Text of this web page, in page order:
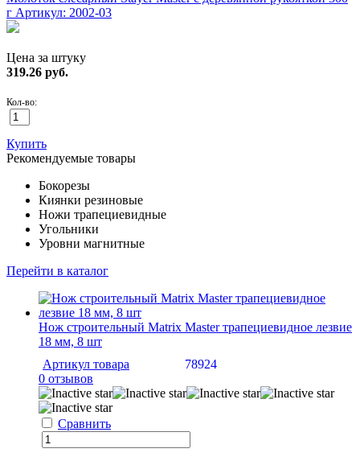
г Артикул: 2002-03
Цена за штуку
319.26 руб.
Кол-во:
Купить
Рекомендуемые товары
Бокорезы
Киянки резиновые
Ножи трапециевидные
Угольники
Уровни магнитные
Перейти в каталог
Нож строительный Matrix Master трапециевидное лезвие
18 мм, 8 шт
Артикул товара
78924
0 отзывов
Сравнить